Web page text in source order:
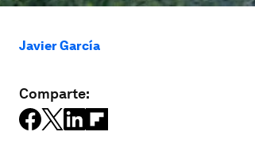
Javier García
Comparte: